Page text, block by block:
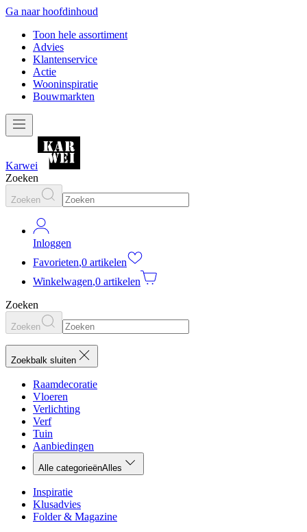
Ga naar hoofdinhoud
Toon hele assortiment
Advies
Klantenservice
Actie
Wooninspiratie
Bouwmarkten
Karwei
Zoeken
Zoeken
Inloggen
Favorieten,0 artikelen
Winkelwagen,0 artikelen
Zoeken
Zoeken
Zoekbalk sluiten
Raamdecoratie
Vloeren
Verlichting
Verf
Tuin
Aanbiedingen
Alle categorieënAlles
Inspiratie
Klusadvies
Folder & Magazine